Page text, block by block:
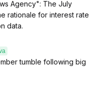
Agency": The July
rationale for interest rate
data.
tumble following big